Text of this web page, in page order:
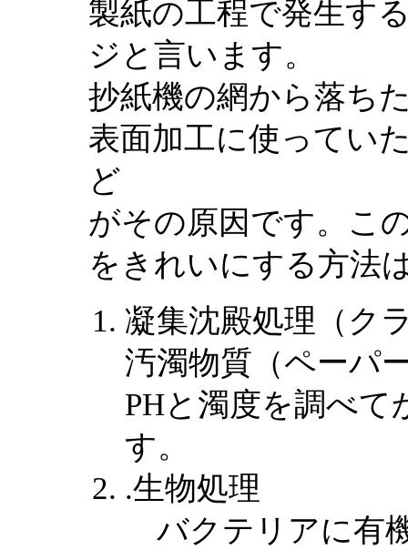
製紙の工程で発生す
ジと言います。
抄紙機の網から落ち
表面加工に使ってい
ど
がその原因です。こ
をきれいにする方法
凝集沈殿処理（ク
汚濁物質（ペーパ
PHと濁度を調べて
す。
.生物処理
バクテリアに有